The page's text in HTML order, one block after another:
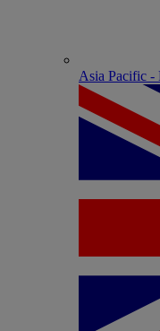
Asia Pacific -